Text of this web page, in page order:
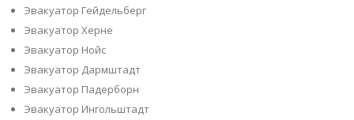
Эвакуатор Гейдельберг
Эвакуатор Херне
Эвакуатор Нойс
Эвакуатор Дармштадт
Эвакуатор Падерборн
Эвакуатор Ингольштадт